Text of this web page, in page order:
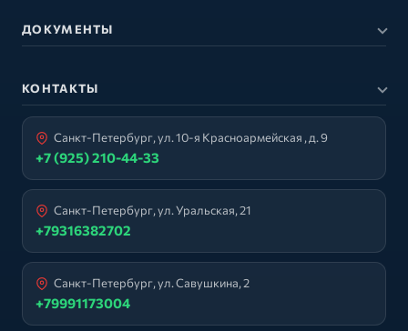
ДОКУМЕНТЫ
КОНТАКТЫ
Санкт-Петербург, ул. 10-я Красноармейская , д. 9
+7 (925) 210-44-33
Санкт-Петербург, ул. Уральская, 21
+79316382702
Санкт-Петербург, ул. Савушкина, 2
+79991173004